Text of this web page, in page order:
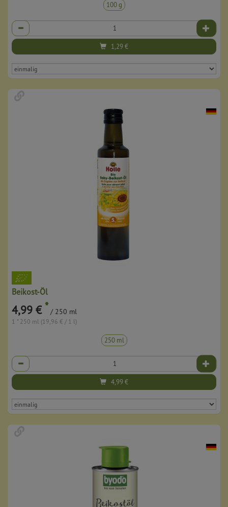
100 g
Anzahl
1,29€
Beikost-Öl
4,99 € * / 250 ml
1 * 250 ml (19,96 € / 1 l)
250 ml
Anzahl
4,99€